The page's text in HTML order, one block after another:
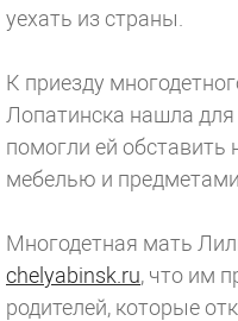
уехать из страны.
К приезду
Лопатинска нашла для
помогли ей обставить
мебелью и
Многодетная мать
chelyabinsk.ru, что им
родителей, которые